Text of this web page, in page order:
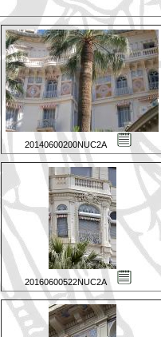
20140600200NUC2A
20160600522NUC2A